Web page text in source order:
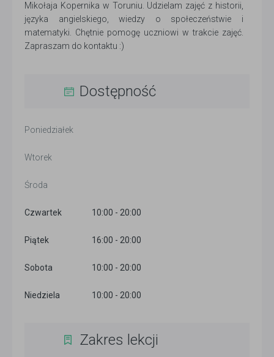
Mikołaja Kopernika w Toruniu. Udzielam zajęć z historii,
języka angielskiego, wiedzy o społeczeństwie i
matematyki. Chętnie pomogę uczniowi w trakcie zajęć.
Zapraszam do kontaktu :)
Dostępność
Poniedziałek
Wtorek
Środa
Czwartek 10:00 - 20:00
Piątek 16:00 - 20:00
Sobota 10:00 - 20:00
Niedziela 10:00 - 20:00
Zakres lekcji